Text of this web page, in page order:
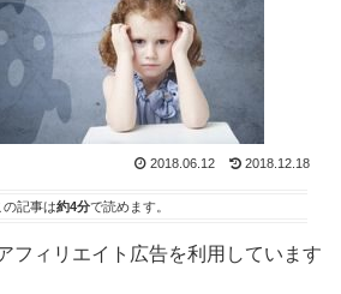
2018.06.12 2018.12.18
の記事は約4分で読めます。
フィリエイト広告を利用しています